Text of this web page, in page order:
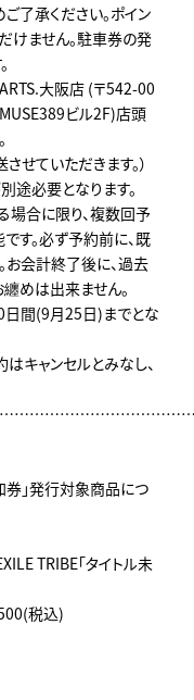
了承ください。ポイン
けません。駐車券の発
大阪店 (〒542-00
ビル2F)店頭
せていただきます。）
途必要となります。
場合に限り、複数回予
す。必ず予約前に、既
お会計終了後に、過去
めは出来ません。
日間(9月25日)までとな
キャンセルとみなし、
券」発行対象商品につ
TRIBE「タイトル未
税込)